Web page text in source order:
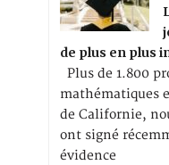
de plus en plus
Plus de 1.800
mathématiques
de Californie,
ont signé
évidence